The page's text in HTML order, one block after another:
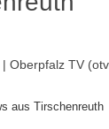
Oberpfalz TV
aus Tirschenreuth